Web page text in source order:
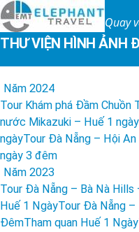
Quay
THƯ VIỆN HÌNH ẢNH
Năm 2024
Tour Khám phá Đầm Chuồn
nước Mikazuki – Huế 1 ngày
ngàyTour Đà Nẵng – Hội
ngày 3 đêm
Năm 2023
Tour Đà Nẵng – Bà Nà
Huế 1 NgàyTour Đà Nẵng –
ĐêmTham quan Huế 1 Ngày